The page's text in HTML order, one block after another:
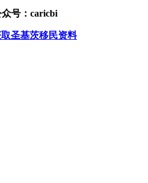
号：caricbi
圣基茨移民资料